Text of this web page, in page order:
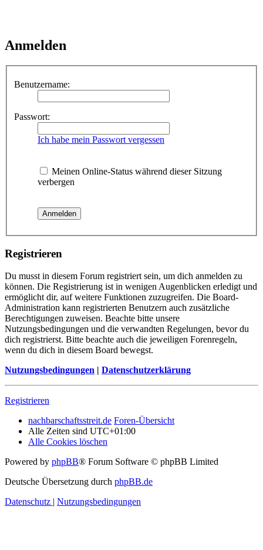
Anmelden
Benutzername:
Passwort:
Ich habe mein Passwort vergessen
Meinen Online-Status während dieser Sitzung
verbergen
Registrieren
Du musst in diesem Forum registriert sein, um dich anmelden zu
können. Die Registrierung ist in wenigen Augenblicken erledigt und
ermöglicht dir, auf weitere Funktionen zuzugreifen. Die Board-
Administration kann registrierten Benutzern auch zusätzliche
Berechtigungen zuweisen. Beachte bitte unsere
Nutzungsbedingungen und die verwandten Regelungen, bevor du
dich registrierst. Bitte beachte auch die jeweiligen Forenregeln,
wenn du dich in diesem Board bewegst.
Nutzungsbedingungen | Datenschutzerklärung
Registrieren
nachbarschaftsstreit.de Foren-Übersicht
Alle Zeiten sind UTC+01:00
Alle Cookies löschen
Powered by phpBB® Forum Software © phpBB Limited
Deutsche Übersetzung durch phpBB.de
Datenschutz | Nutzungsbedingungen